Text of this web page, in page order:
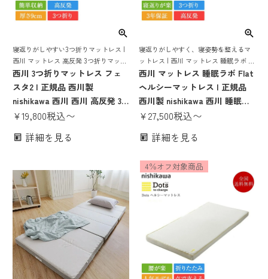
寝返りがしやすい3つ折りマットレス |
西川 マットレス 高反発 3つ折りマット
レス
西川 3つ折りマットレス フェ
スタ2 | 正規品 西川製
nishikawa 西川 西川 高反発 3
つ折りマットレス 高反発マッ
レス 三つ折り 抗菌防臭 シング
¥19,800税込〜
詳細を見る
寝返りがしやすく、寝姿勢を整えるマ
ットレス | 西川 マットレス 睡眠ラボ ヘ
ルシーマットレス Flat to tune 高反発 3
つ折りマットレス
西川 マットレス 睡眠ラボ Flat
ヘルシーマットレス | 正規品
西川製 nishikawa 西川 睡眠
labo 西川 睡眠ラボ 西川 Flat
レス 高反発マットレス 腰痛 シ
ット
¥27,500税込〜
詳細を見る
4％オフ対象商品